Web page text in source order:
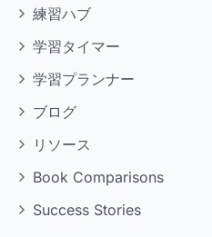
練習ハブ
学習タイマー
学習プランナー
ブログ
リソース
Book Comparisons
Success Stories